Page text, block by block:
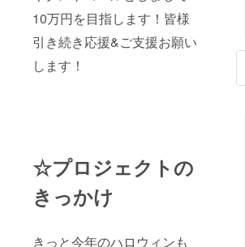
10万円を目指します！皆様
引き続き応援&ご支援お願い
します！
☆プロジェクトの
きっかけ
きっと今年のハロウィンも